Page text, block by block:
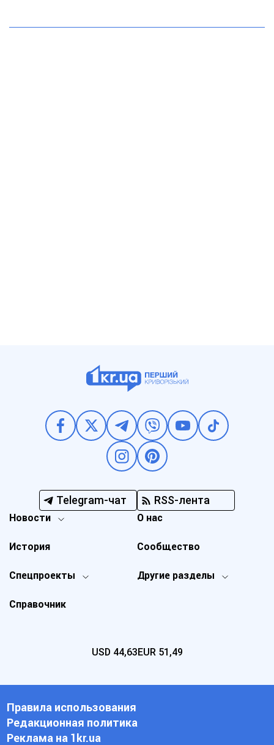
Telegram-чат RSS-лента
Новости
Спецпроекты Другие разделы
История
О нас
Справочник
Сообщество
USD 44,63EUR 51,49
Правила использования
Редакционная политика
Реклама на 1kr.ua